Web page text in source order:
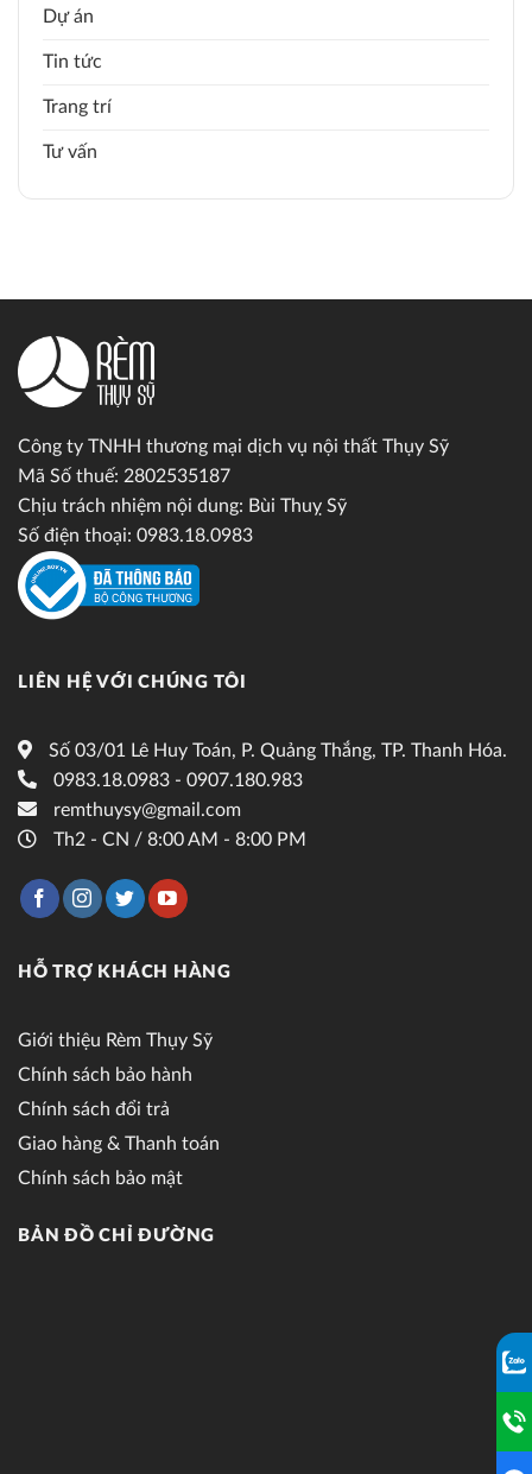
Dự án
Tin tức
Trang trí
Tư vấn
Công ty TNHH thương mại dịch vụ nội thất Thụy Sỹ
Mã Số thuế: 2802535187
Chịu trách nhiệm nội dung: Bùi Thuỵ Sỹ
Số điện thoại: 0983.18.0983
LIÊN HỆ VỚI CHÚNG TÔI
Số 03/01 Lê Huy Toán, P. Quảng Thắng, TP. Thanh Hóa.
0983.18.0983 - 0907.180.983
remthuysy@gmail.com
Th2 - CN / 8:00 AM - 8:00 PM
HỖ TRỢ KHÁCH HÀNG
Giới thiệu Rèm Thụy Sỹ
Chính sách bảo hành
Chính sách đổi trả
Giao hàng & Thanh toán
Chính sách bảo mật
BẢN ĐỒ CHỈ ĐƯỜNG